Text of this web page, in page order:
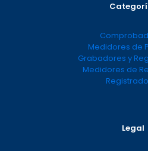
Medidores de
Grabadores y
Medidores de
Legal